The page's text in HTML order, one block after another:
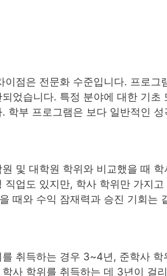
이점은 전문화 수준입니다. 프로
었습니다. 특정 분야에 대한 기
학부 프로그램은 보다 일반적인
및 대학원 학위와 비교했을 때
직업도 있지만, 학사 학위만 가지
때와 수익 잠재력과 승진 기회는
취득하는 경우 3~4년, 준학사
사 학위를 취득하는 데 3년이 걸